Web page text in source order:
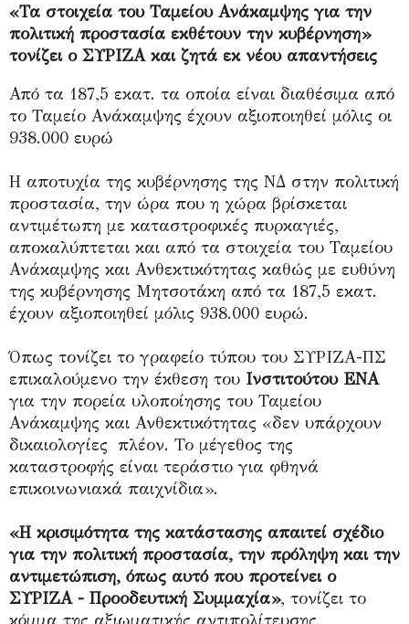
«Τα στοιχεία του Ταμείου Ανάκαμψης για την
πολιτική προστασία εκθέτουν την κυβέρνηση»
τονίζει ο ΣΥΡΙΖΑ και ζητά εκ νέου απαντήσεις
Από τα 187,5 εκατ. τα οποία είναι διαθέσιμα από
το Ταμείο Ανάκαμψης έχουν αξιοποιηθεί μόλις οι
938.000 ευρώ
Η αποτυχία της κυβέρνησης της ΝΔ στην πολιτική
προστασία, την ώρα που η χώρα βρίσκεται
αντιμέτωπη με καταστροφικές πυρκαγιές,
αποκαλύπτεται και από τα στοιχεία του Ταμείου
Ανάκαμψης και Ανθεκτικότητας καθώς με ευθύνη
της κυβέρνησης Μητσοτάκη από τα 187,5 εκατ.
έχουν αξιοποιηθεί μόλις 938.000 ευρώ.
Όπως τονίζει το γραφείο τύπου του ΣΥΡΙΖΑ-ΠΣ
επικαλούμενο την έκθεση του Ινστιτούτου ΕΝΑ
για την πορεία υλοποίησης του Ταμείου
Ανάκαμψης και Ανθεκτικότητας «δεν υπάρχουν
δικαιολογίες πλέον. Το μέγεθος της
καταστροφής είναι τεράστιο για φθηνά
επικοινωνιακά παιχνίδια».
«Η κρισιμότητα της κατάστασης απαιτεί σχέδιο
για την πολιτική προστασία, την πρόληψη και την
αντιμετώπιση, όπως αυτό που προτείνει ο
ΣΥΡΙΖΑ - Προοδευτική Συμμαχία», τονίζει το